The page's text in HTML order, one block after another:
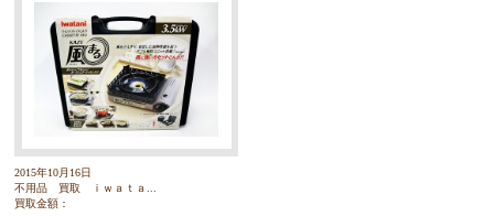
2015年10月16日
不用品 買取 ｉｗａｔａ...
買取金額：